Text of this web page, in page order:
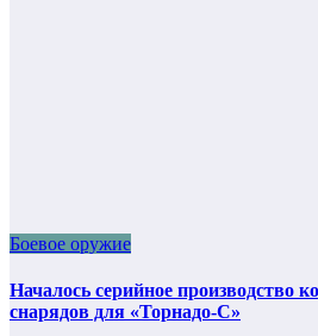
Боевое оружие
Началось серийное производство
снарядов для «Торнадо-С»